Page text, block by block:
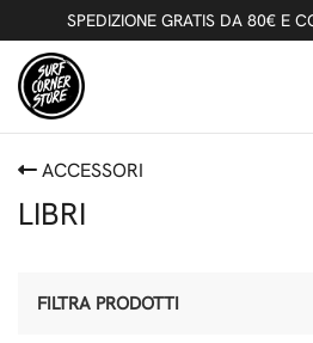
SPEDIZIONE GRATIS DA 80€ E
ACCESSORI
LIBRI
FILTRA PRODOTTI